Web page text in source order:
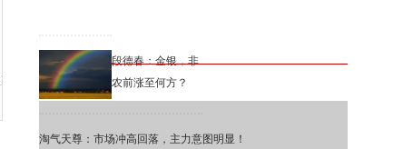
段德春：金银，非
农前涨至何方？
淘气天尊：市场冲高回落，主力意图明显！